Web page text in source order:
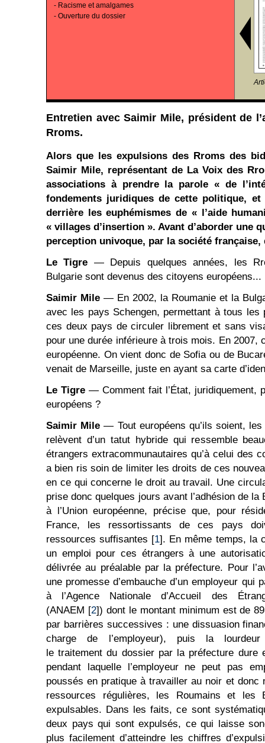
- Racisme et amalgames
- Ouverture du dossier
Entretien avec Saimir Mile, président de
Rroms.
Alors que les expulsions des Rroms des
Saimir Mile, représentant de La Voix des
associations à prendre la parole « de
fondements juridiques de cette politique,
derrière les euphémismes de « l’aide
« villages d’insertion ». Avant d’aborder une
perception univoque, par la société française,
Le Tigre — Depuis quelques années, les
Bulgarie sont devenus des citoyens européens...
Saimir Mile — En 2002, la Roumanie et la
avec les pays Schengen, permettant à tous les
ces deux pays de circuler librement et sans
pour une durée inférieure à trois mois. En 2007,
européenne. On vient donc de Sofia ou de
venait de Marseille, juste en ayant sa carte
Le Tigre — Comment fait l’État, juridiquement,
européens ?
Saimir Mile — Tout européens qu’ils soient,
relèvent d’un tatut hybride qui ressemble
étrangers extracommunautaires qu’à celui des
a bien ris soin de limiter les droits de ces
en ce qui concerne le droit au travail. Une
prise donc quelques jours avant l’adhésion de la
à l’Union européenne, précise que, pour
France, les ressortissants de ces pays
ressources suffisantes [1]. En même temps, la
un emploi pour ces étrangers à une
délivrée au préalable par la préfecture. Pour
une promesse d’embauche d’un employeur qui
à l’Agence Nationale d’Accueil des
(ANAEM [2]) dont le montant minimum est de
par barrières successives : une dissuasion
charge de l’employeur), puis la lourdeur
le traitement du dossier par la préfecture dure
pendant laquelle l’employeur ne peut pas
poussés en pratique à travailler au noir et donc
ressources régulières, les Roumains et les
expulsables. Dans les faits, ce sont
deux pays qui sont expulsés, ce qui laisse
plus facilement d’atteindre les chiffres